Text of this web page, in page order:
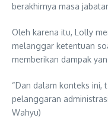
berakhirnya masa
Oleh karena itu, Lolly
melanggar ketentuan
memberikan dampak
“Dan dalam konteks ini,
pelanggaran
Wahyu)